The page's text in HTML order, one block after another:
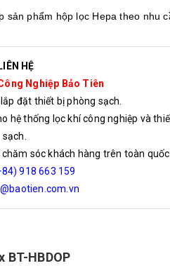
phẩm hộp lọc Hepa theo nhu
LIÊN HỆ
Nghiệp Bảo Tiên
đặt thiết bị phòng sạch.
hệ thống lọc khí công nghiệp và
sạch.
sóc khách hàng trên toàn quốc.
918 663 159
BT-HBDOP